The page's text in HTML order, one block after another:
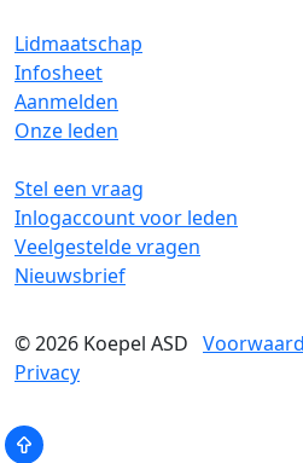
Lidmaatschap
Infosheet
Aanmelden
Onze leden
Stel een vraag
Inlogaccount voor leden
Veelgestelde vragen
Nieuwsbrief
© 2026 Koepel ASD
Privacy